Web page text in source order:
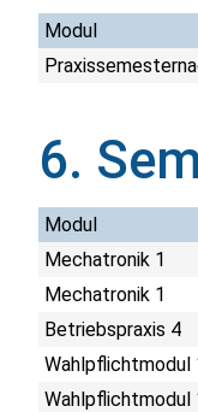
Modul
6.
Modul
Mechatronik 1
Mechatronik 1
Betriebspraxis 4
Wahlpflichtmodul
Wahlpflichtmodul